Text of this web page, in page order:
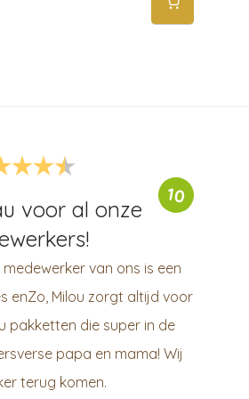
10
voor al onze
van ons is een
enZo, Milou zorgt altijd voor
pakketten die super in de
papa en mama! Wij
terug komen.